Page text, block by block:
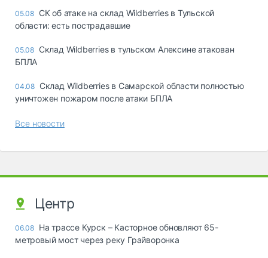
05.08 СК об атаке на склад Wildberries в Тульской
области: есть пострадавшие
05.08 Склад Wildberries в тульском Алексине атакован
БПЛА
04.08 Склад Wildberries в Самарской области полностью
уничтожен пожаром после атаки БПЛА
Все новости
Центр
06.08 На трассе Курск – Касторное обновляют 65-
метровый мост через реку Грайворонка